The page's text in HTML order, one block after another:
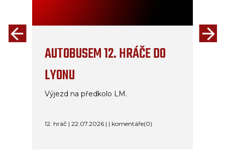
AUTOBUSEM 12. HRÁČE DO
LYONU
Výjezd na předkolo LM.
12. hráč | 22.07.2026 | | komentáře(0)